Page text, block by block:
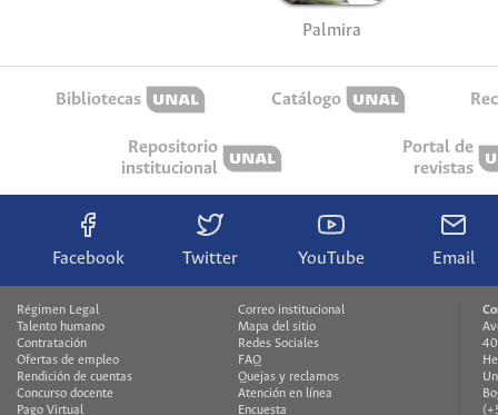
Palmira
Bibliotecas Catálogo
Repositorio
institucional
Portal de
revistas
Facebook Twitter YouTube Email
Régimen Legal
Talento humano
Contratación
Ofertas de empleo
Rendición de cuentas
Concurso docente
Pago Virtual
Correo institucional
Mapa del sitio
Redes Sociales
FAQ
Quejas y reclamos
Atención en línea
Encuesta